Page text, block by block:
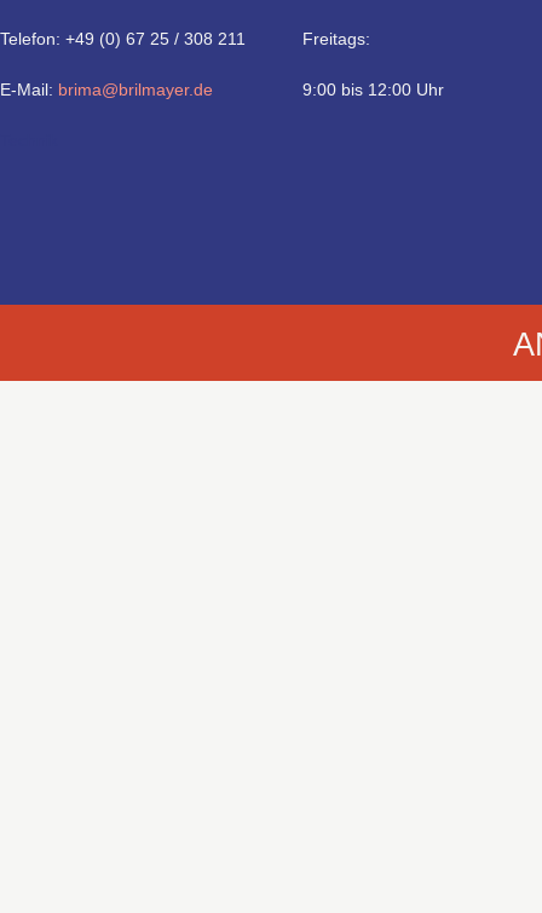
Telefon: +49 (0) 67 25 / 308 211
E-Mail: brima@brilmayer.de
Freitags:
9:00 bis 12:00 Uhr